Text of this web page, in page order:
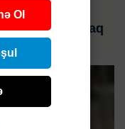
ilə qarşılaşacaq
Ol